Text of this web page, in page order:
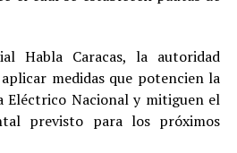
Habla Caracas, la autoridad
medidas que potencien la
Eléctrico Nacional y mitiguen el
previsto para los próximos